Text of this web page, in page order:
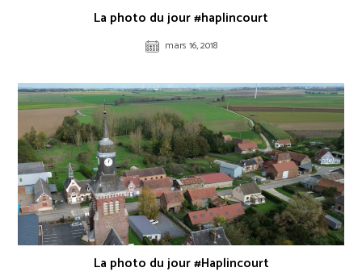
La photo du jour #haplincourt
mars 16, 2018
La photo du jour #Haplincourt